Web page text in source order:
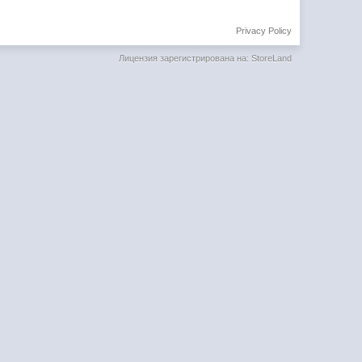
Privacy Policy
Лицензия зарегистрирована на: StoreLand